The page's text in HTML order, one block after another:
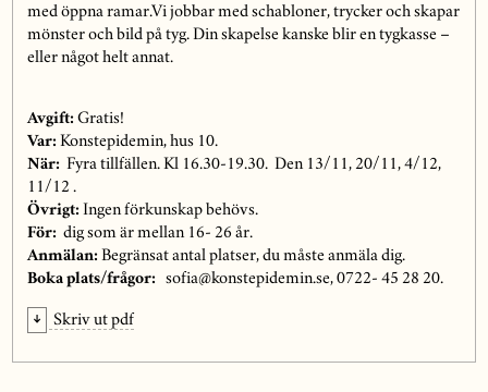
med öppna ramar.Vi jobbar med schabloner, trycker och skapar
mönster och bild på tyg. Din skapelse kanske blir en tygkasse –
eller något helt annat.
Avgift:Gratis!
Var:Konstepidemin, hus 10.
När:Fyra tillfällen. Kl 16.30-19.30. Den 13/11, 20/11, 4/12,
11/12 .
Övrigt:Ingen förkunskap behövs.
För:dig som är mellan 16- 26 år.
Anmälan:Begränsat antal platser, du måste anmäla dig.
Boka plats/frågor:sofia@konstepidemin.se, 0722- 45 28 20.
Skriv ut pdf